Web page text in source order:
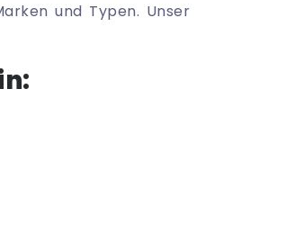
und Typen. Unser